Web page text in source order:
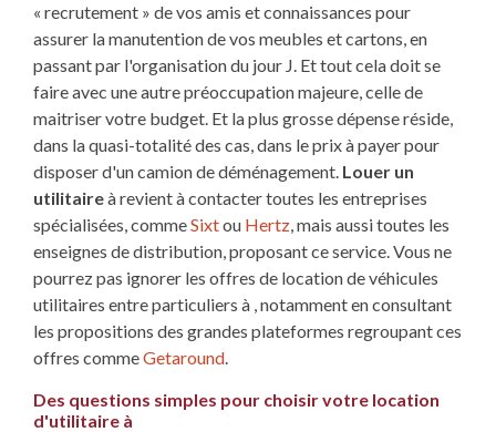
« recrutement » de vos amis et connaissances pour
assurer la manutention de vos meubles et cartons, en
passant par l'organisation du jour J. Et tout cela doit se
faire avec une autre préoccupation majeure, celle de
maitriser votre budget. Et la plus grosse dépense réside,
dans la quasi-totalité des cas, dans le prix à payer pour
disposer d'un camion de déménagement. Louer un
utilitaireà revient à contacter toutes les entreprises
spécialisées, commeSixtou Hertz, mais aussi toutes les
enseignes de distribution, proposant ce service. Vous ne
pourrez pas ignorer les offres de location de véhicules
utilitaires entre particuliers à , notamment en consultant
les propositions des grandes plateformes regroupant ces
offres commeGetaround.
Des questions simples pour choisir votre location
d'utilitaire à